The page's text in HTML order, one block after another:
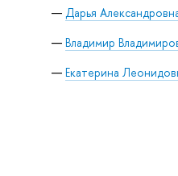
Дарья
Владимир
Екатерина